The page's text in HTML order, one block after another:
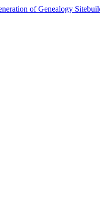
of Genealogy